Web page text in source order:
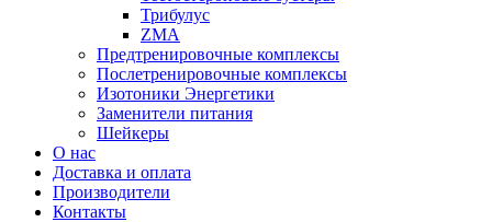
Трибулус
ZMA
Предтренировочные комплексы
Послетренировочные комплексы
Изотоники Энергетики
Заменители питания
Шейкеры
О нас
Доставка и оплата
Производители
Контакты